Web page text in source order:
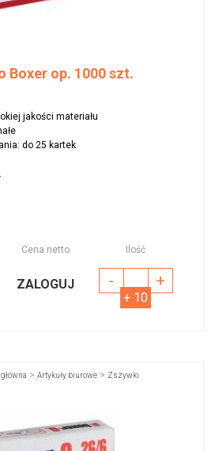
Boxer op. 1000 szt.
jakości materiału
do 25 kartek
Cena netto Ilość
ZALOGUJ - +
+ 10
> Artykuły biurowe> Zszywki